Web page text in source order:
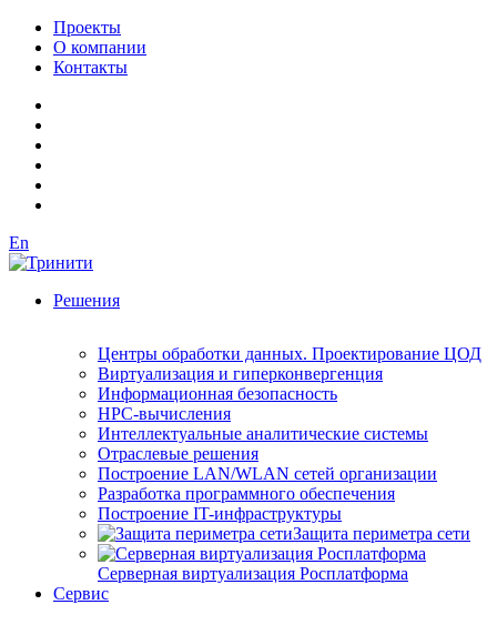
Проекты
О компании
Контакты
En
Решения
Центры обработки данных. Проектирование ЦОД
Виртуализация и гиперконвергенция
Информационная безопасность
HPC-вычисления
Интеллектуальные аналитические системы
Отраслевые решения
Построение LAN/WLAN сетей организации
Разработка программного обеспечения
Построение IT-инфраструктуры
Защита периметра сети
Серверная виртуализация Росплатформа
Сервис